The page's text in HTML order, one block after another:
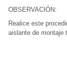
OBSERVACIÓN:
Realice este
aislante de montaje